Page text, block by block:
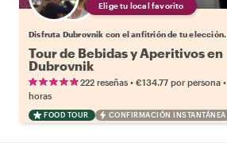
Elige tu local favorito
Disfruta Dubrovnik con el anfitrión de tu elección.
Tour de Bebidas y Aperitivos en
Dubrovnik
222 reseñas • €134.77 por persona •
horas
FOOD TOUR CONFIRMACIÓN INSTANTÁNEA